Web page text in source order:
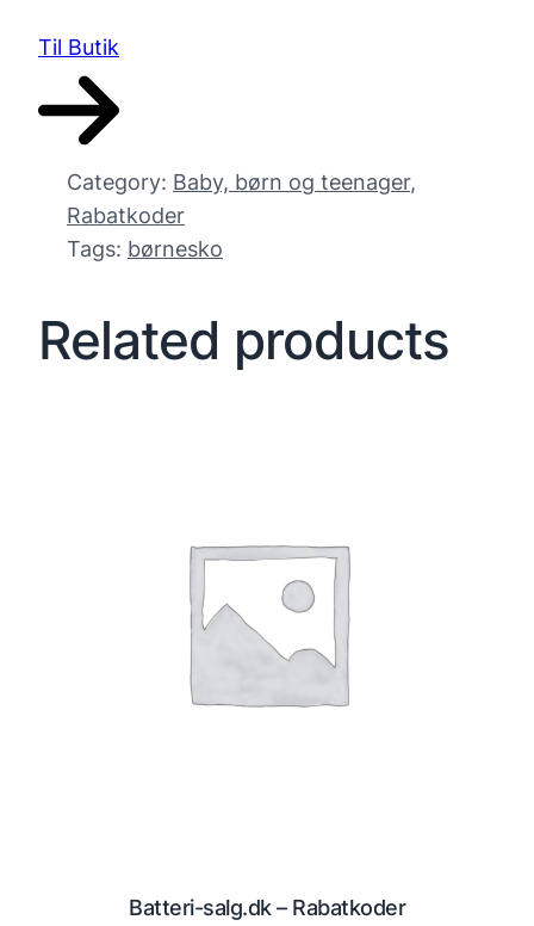
Til Butik
Category: Baby, børn og teenager
Rabatkoder
Tags: børnesko
Related products
Batteri-salg.dk – Rabatkoder